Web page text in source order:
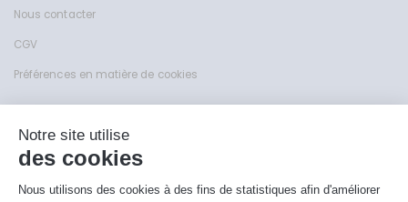
Nous contacter
CGV
Préférences en matière de cookies